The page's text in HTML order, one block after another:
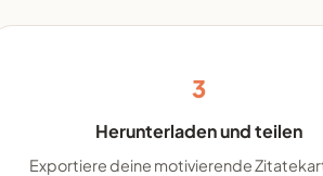
3
Herunterladen und teilen
Exportiere deine motivierende